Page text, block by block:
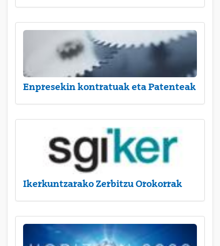
Enpresekin kontratuak eta Patenteak
Ikerkuntzarako Zerbitzu Orokorrak